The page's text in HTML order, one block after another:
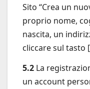
Sito “Crea un
proprio nome,
nascita, un
cliccare sul tasto
5.2 La
un account